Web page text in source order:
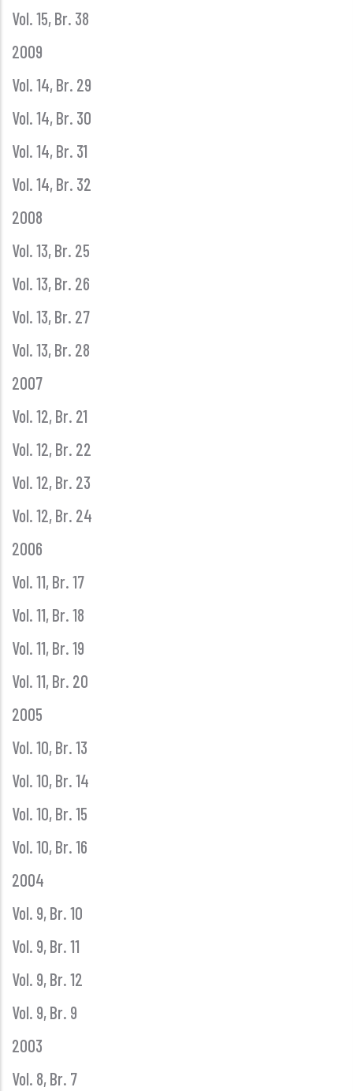
Vol. 15, Br. 38
2009
Vol. 14, Br. 29
Vol. 14, Br. 30
Vol. 14, Br. 31
Vol. 14, Br. 32
2008
Vol. 13, Br. 25
Vol. 13, Br. 26
Vol. 13, Br. 27
Vol. 13, Br. 28
2007
Vol. 12, Br. 21
Vol. 12, Br. 22
Vol. 12, Br. 23
Vol. 12, Br. 24
2006
Vol. 11, Br. 17
Vol. 11, Br. 18
Vol. 11, Br. 19
Vol. 11, Br. 20
2005
Vol. 10, Br. 13
Vol. 10, Br. 14
Vol. 10, Br. 15
Vol. 10, Br. 16
2004
Vol. 9, Br. 10
Vol. 9, Br. 11
Vol. 9, Br. 12
Vol. 9, Br. 9
2003
Vol. 8, Br. 7